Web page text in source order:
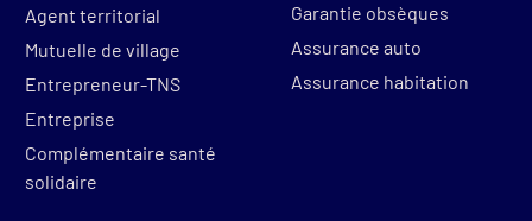
Agent territorial
Mutuelle de village
Entrepreneur-TNS
Entreprise
Complémentaire santé
solidaire
Garantie obsèques
Assurance auto
Assurance habitation